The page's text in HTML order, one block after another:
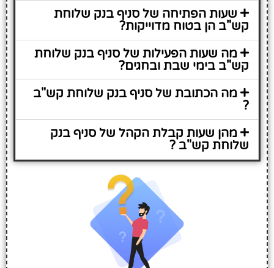
שעות הפתיחה של סניף בנק שלוחת
קש"ב הן בטוח מדוייקות?
מה שעות הפעילות של סניף בנק שלוחת
קש"ב בימי שבת ובחגים?
מה הכתובת של סניף בנק שלוחת קש"ב
?
מהן שעות קבלת הקהל של סניף בנק
שלוחת קש"ב ?